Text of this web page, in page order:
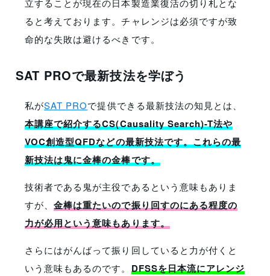
立することが現在の日本製造業復活の切り札とな
ると考えております。チャレンジは必須ですが致
命的な失敗は避けるべきです。
SAT PROで最新技法を学ぼう
私がSAT PROで提供できる最新技法の知見とは、
本講座で紹介するCS(Causality Search)-T法や
VOC創造型QFDなどの最新技法です。これらの最
新技法は鬼に金棒の金棒です。
技術者である鬼が主役であるという意味もありま
すが、金棒は重たいので振り回すのにある程度の
力が必用という意味もあります。
さらにはがんばって振り回していると力が付くと
いう意味もあるのです。 DFSSを日本流にアレンジ